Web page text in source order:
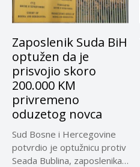
Zaposlenik Suda BiH
optužen da je
prisvojio skoro
200.000 KM
privremeno
oduzetog novca
Sud Bosne i Hercegovine
potvrdio je optužnicu protiv
Seada Bublina, zaposlenika